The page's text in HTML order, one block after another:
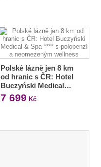
Polské lázně jen 8 km
od hranic s ČR: Hotel
Buczyński Medical…
7 699 Kč